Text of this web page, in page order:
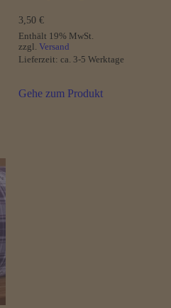
3,50 €
Enthält 19% MwSt.
zzgl. Versand
Lieferzeit: ca. 3-5 Werktage
Gehe zum Produkt